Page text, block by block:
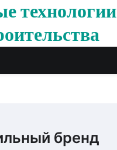
технологии
бренд